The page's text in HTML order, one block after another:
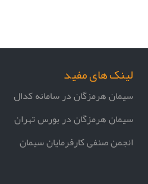
لینک های مفید
سیمان هرمزگان در سامانه کدال
سیمان هرمزگان در بورس تهران
انجمن صنفی کارفرمایان سیمان